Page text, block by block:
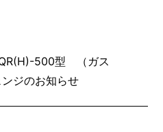
500型 （ガス
ジのお知らせ